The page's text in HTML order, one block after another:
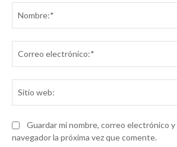
Guardar mi nombre, correo electrónico
navegador la próxima vez que comente.